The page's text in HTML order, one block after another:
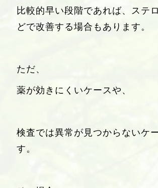
比較的早い段階であれば、ステ
どで改善する場合もあります。
ただ、
薬が効きにくいケースや、
検査では異常が見つからないケ
す。